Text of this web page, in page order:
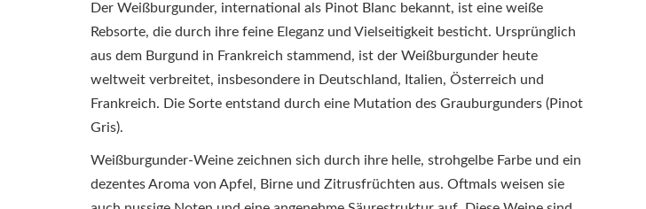
Der Weißburgunder, international als Pinot Blanc bekannt, ist eine weiße
Rebsorte, die durch ihre feine Eleganz und Vielseitigkeit besticht. Ursprünglich
aus dem Burgund in Frankreich stammend, ist der Weißburgunder heute
weltweit verbreitet, insbesondere in Deutschland, Italien, Österreich und
Frankreich. Die Sorte entstand durch eine Mutation des Grauburgunders (Pinot
Gris).
Weißburgunder-Weine zeichnen sich durch ihre helle, strohgelbe Farbe und ein
dezentes Aroma von Apfel, Birne und Zitrusfrüchten aus. Oftmals weisen sie